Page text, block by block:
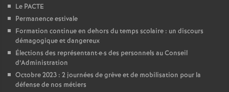
g
n
Le PACTE
Permanence estivale
Formation continue en dehors du temps scolaire : un discours
démagogique et dangereux
Élections des représentant·e·s des personnels au Conseil
d’Administration
Octobre 2023 : 2 journées de grève et de mobilisation pour la
défense de nos métiers